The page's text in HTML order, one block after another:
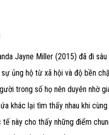
Jayne Miller (2015) đã đi
ủng hộ từ xã hội và độ bền
trong số họ nên duyên nhờ
khác lại tìm thấy nhau khi
này cho thấy những điểm